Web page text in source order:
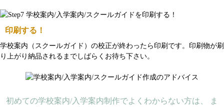
印刷する！
学校案内（スクールガイド）の校正が終わったら印刷です。印刷物が刷
り上がり納品されるまでしばらくお待ち下さい。
初めての学校案内/入学案内制作でよくわからない方は、 ま